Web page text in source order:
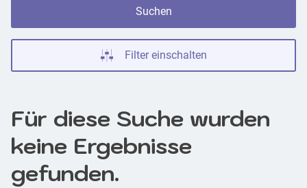
Suchen
Filter einschalten
Für diese Suche wurden
keine Ergebnisse
gefunden.